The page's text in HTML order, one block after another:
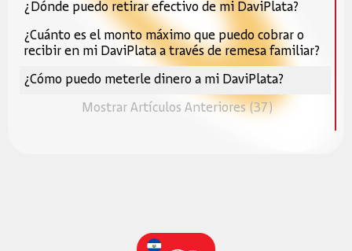
¿Dónde puedo retirar efectivo de mi DaviPlata?
¿Cuánto es el monto máximo que puedo cobrar o
recibir en mi DaviPlata a través de remesa familiar?
¿Cómo puedo meterle dinero a mi DaviPlata?
Mostrar Artículos Anteriores (37)